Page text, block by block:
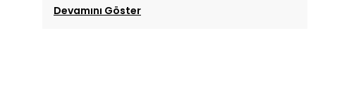
Devamını Göster